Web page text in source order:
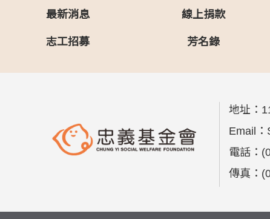
最新消息 線上捐款
志工招募 芳名錄
地址：
Email：
電話：
傳真：